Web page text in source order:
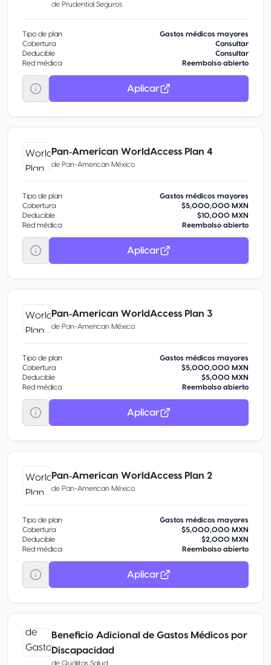
de Prudential Seguros
Tipo de plan
Gastos médicos mayores
Cobertura
Consultar
Deducible
Consultar
Red médica
Reembolso abierto
Aplicar
Pan‑American WorldAccess Plan 4
de Pan-American México
Tipo de plan
Gastos médicos mayores
Cobertura
$5,000,000 MXN
Deducible
$10,000 MXN
Red médica
Reembolso abierto
Aplicar
Pan‑American WorldAccess Plan 3
de Pan-American México
Tipo de plan
Gastos médicos mayores
Cobertura
$5,000,000 MXN
Deducible
$5,000 MXN
Red médica
Reembolso abierto
Aplicar
Pan‑American WorldAccess Plan 2
de Pan-American México
Tipo de plan
Gastos médicos mayores
Cobertura
$5,000,000 MXN
Deducible
$2,000 MXN
Red médica
Reembolso abierto
Aplicar
Beneficio Adicional de Gastos Médicos por
Discapacidad
de Quálitas Salud